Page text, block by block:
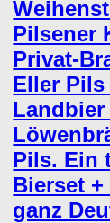
Pilsener
Privat-
Eller
Pils. Ein
Bierset
ganz